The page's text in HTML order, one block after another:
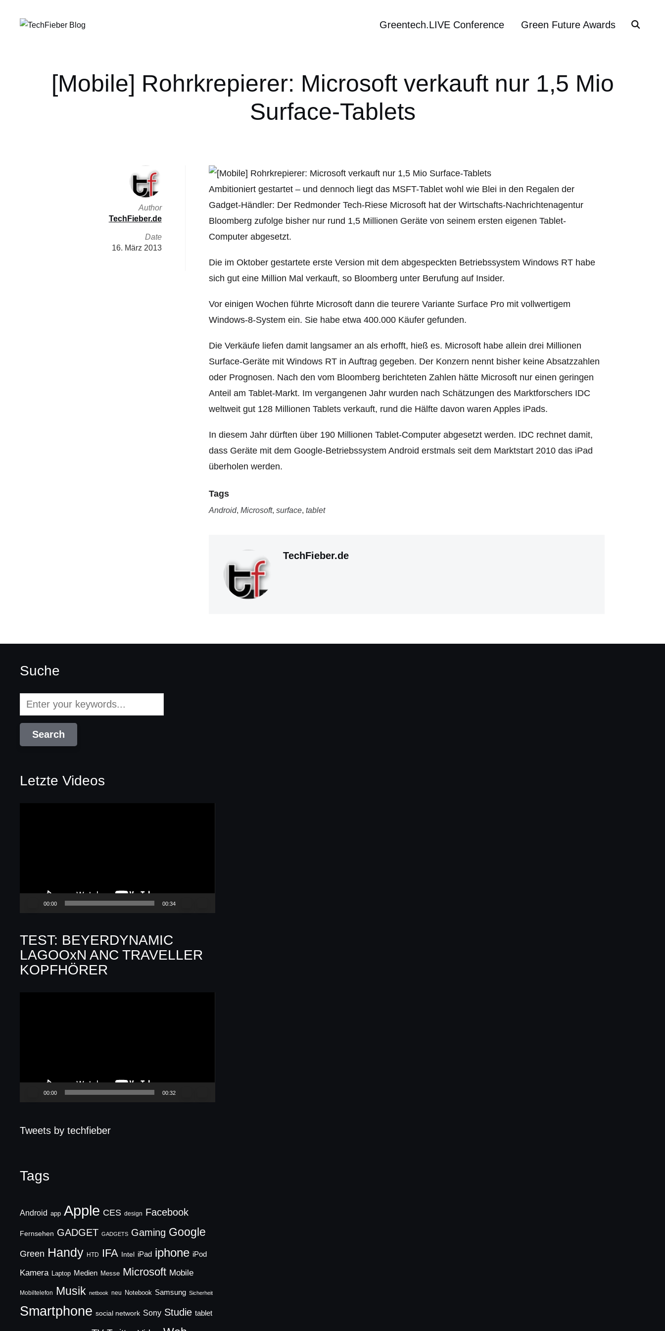
Greentech.LIVE Conference Green Future Awards
[Mobile] Rohrkrepierer: Microsoft verkauft nur 1,5 Mio
Surface-Tablets
Ambitioniert gestartet – und dennoch liegt das MSFT-Tablet wohl wie Blei in den Regalen der
Gadget-Händler: Der Redmonder Tech-Riese Microsoft hat der Wirtschafts-Nachrichtenagentur
Bloomberg zufolge bisher nur rund 1,5 Millionen Geräte von seinem ersten eigenen Tablet-
Computer abgesetzt.
Die im Oktober gestartete erste Version mit dem abgespeckten Betriebssystem Windows RT habe
sich gut eine Million Mal verkauft, so Bloomberg unter Berufung auf Insider.
Vor einigen Wochen führte Microsoft dann die teurere Variante Surface Pro mit vollwertigem
Windows-8-System ein. Sie habe etwa 400.000 Käufer gefunden.
Die Verkäufe liefen damit langsamer an als erhofft, hieß es. Microsoft habe allein drei Millionen
Surface-Geräte mit Windows RT in Auftrag gegeben. Der Konzern nennt bisher keine Absatzzahlen
oder Prognosen. Nach den vom Bloomberg berichteten Zahlen hätte Microsoft nur einen geringen
Anteil am Tablet-Markt. Im vergangenen Jahr wurden nach Schätzungen des Marktforschers IDC
weltweit gut 128 Millionen Tablets verkauft, rund die Hälfte davon waren App les iPads.
In diesem Jahr dürften über 190 Millionen Tablet-Computer abgesetzt werden. IDC rechnet damit,
dass Geräte mit dem Google-Betriebssystem Android erstmals seit dem Marktstart 2010 das iPad
überholen werden.
Tags
Android, Microsoft, surface, tablet
TechFieber.de
Author
TechFieber.de
Date
16. März 2013
Suche
Letzte Videos
00:00 00:34
TEST: BEYERDYNAMIC
LAGOOxN ANC TRAVELLER
KOPFHÖRER
00:00 00:32
Tweets by techfieber
Tags
Android app Apple CES design Facebook
Fernsehen GADGET GADGETS Gaming Google
Green Handy HTD IFA Intel iPad iphone iPod
Kamera Laptop Medien Messe Microsoft Mobile
Mobiltelefon Musik netbook neu Notebook Samsung Sicherheit
Smartphone social network Sony Studie tablet